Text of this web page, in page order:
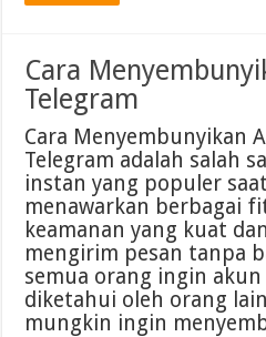
Cara
Telegram
Cara Menyembunyikan
Telegram adalah salah
instan yang populer
menawarkan berbagai
keamanan yang kuat
mengirim pesan tanpa
semua orang ingin akun
diketahui oleh orang
mungkin ingin